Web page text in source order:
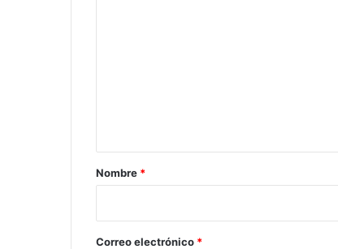
r
*
Nombre *
Correo electrónico *